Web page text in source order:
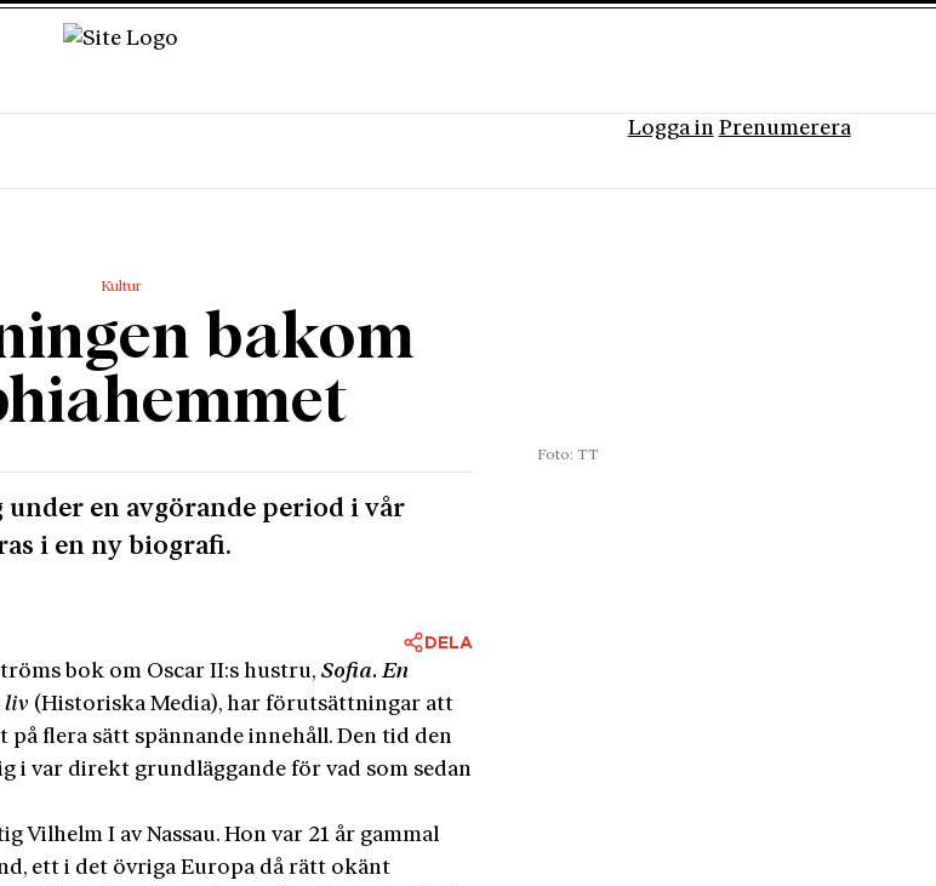
Logga in Prenumerera
Kultur
bakom
Foto: TT
en avgörande period i vår
i en ny biografi.
DELA
bok om Oscar II:s hustru,Sofia. En
liv (Historiska Media), har förutsättningar att
på flera sätt spännande innehåll. Den tid den
i var direkt grundläggande för vad som sedan
Vilhelm I av Nassau. Hon var 21 år gammal
ett i det övriga Europa då rätt okänt